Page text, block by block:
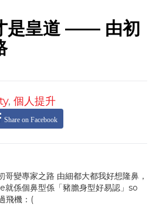
是皇道 —— 由初
, 個人提升
Share on Facebook
變專家之路 由細都大都我好想隆鼻，
係個鼻型係「豬膽身型好易認」so
飛機：(